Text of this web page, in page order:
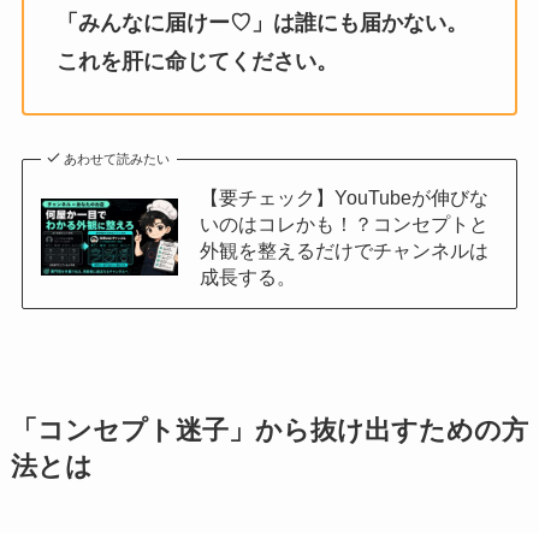
「みんなに届けー♡」は誰にも届かない。
これを肝に命じてください。
あわせて読みたい
【要チェック】YouTubeが伸びな
いのはコレかも！？コンセプトと
外観を整えるだけでチャンネルは
成長する。
「コンセプト迷子」から抜け出すための方
法とは